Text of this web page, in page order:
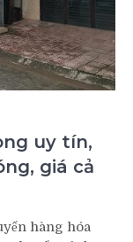
uy tín,
giá cả
hàng hóa